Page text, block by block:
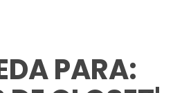
PARA: